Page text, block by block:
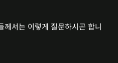
서는 이렇게 질문하시곤 합니